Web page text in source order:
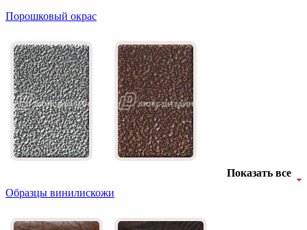
Порошковый окрас
Показать все
Образцы винилискожи